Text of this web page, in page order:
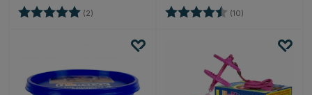
Karakter: (2) Karakter: (10)